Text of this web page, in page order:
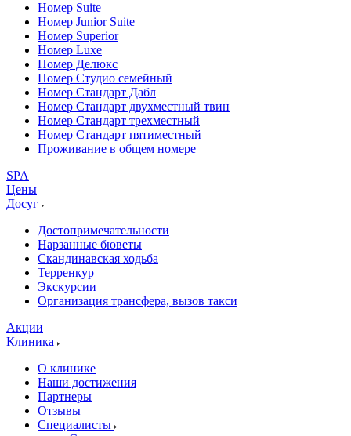
Номер Suite
Номер Junior Suite
Номер Superior
Номер Luxe
Номер Делюкс
Номер Студио семейный
Номер Стандарт Дабл
Номер Стандарт двухместный твин
Номер Стандарт трехместный
Номер Стандарт пятиместный
Проживание в общем номере
SPA
Цены
Досуг
Достопримечательности
Нарзанные бюветы
Скандинавская ходьба
Терренкур
Экскурсии
Организация трансфера, вызов такси
Акции
Клиника
О клинике
Наши достижения
Партнеры
Отзывы
Специалисты